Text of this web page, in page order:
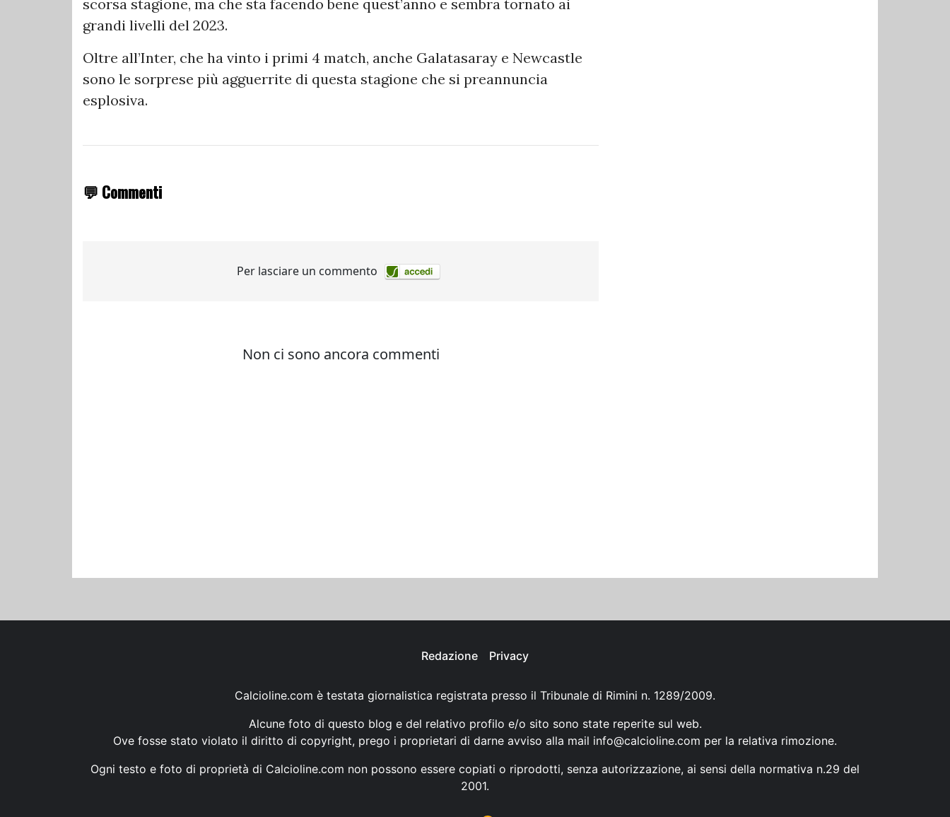
scorsa stagione, ma che sta facendo bene quest’anno e sembra tornato ai
grandi livelli del 2023.
Oltre all’Inter, che ha vinto i primi 4 match, anche Galatasaray e Newcastle
sono le sorprese più agguerrite di questa stagione che si preannuncia
esplosiva.
💬 Commenti
Redazione Privacy
Calcioline.com è testata giornalistica registrata presso il Tribunale di Rimini n. 1289/2009.
Alcune foto di questo blog e del relativo profilo e/o sito sono state reperite sul web.
Ove fosse stato violato il diritto di copyright, prego i proprietari di darne avviso alla mail info@calcioline.com per la relativa rimozione.
Ogni testo e foto di proprietà di Calcioline.com non possono essere copiati o riprodotti, senza autorizzazione, ai sensi della normativa n.29 del
2001.